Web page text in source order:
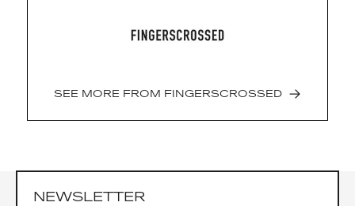
Made in: Lithuania
SEE MORE FROM FINGERSCROSSED
NEWSLETTER